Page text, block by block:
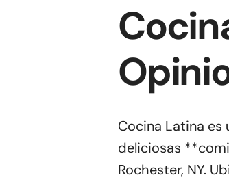
Cocina Latina es
deliciosas
Rochester, NY.